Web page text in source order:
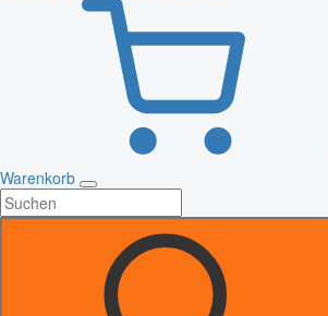
Warenkorb